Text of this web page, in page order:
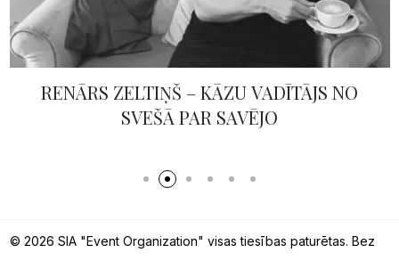
RENĀRS ZELTIŅŠ – KĀZU VADĪTĀJS NO
SVEŠĀ PAR SAVĒJO
© 2026 SIA "Event Organization" visas tiesības paturētas. Bez